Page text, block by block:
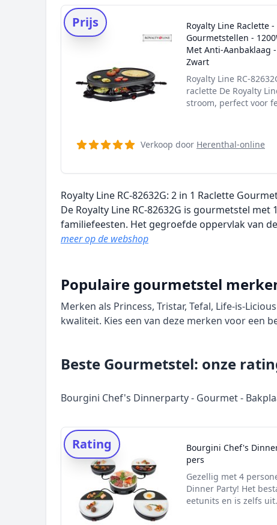
Prijs
Royalty Line Raclette
Gourmetstellen -
Met Anti-Aanbaklaag
Zwart
Royalty Line RC-
raclette De Royalty
stroom, perfect voor
Verkoop door Herenthal-online
Royalty Line RC-82632G: 2 in 1 Raclette
De Royalty Line RC-82632G is gourmetstel
familiefeesten. Het gegroefde oppervlak van
meer op de webshop
Populaire gourmetstel
Merken als Princess, Tristar, Tefal, Life-is-
kwaliteit. Kies een van deze merken voor een
Beste Gourmetstel: onze
Bourgini Chef's Dinnerparty - Gourmet -
Rating
Bourgini Chef's
pers
Gezellig met 4
Dinner Party! Het
eetunits en is zelfs